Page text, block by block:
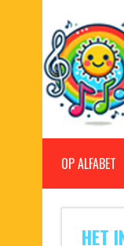
OP ALFABET
HET